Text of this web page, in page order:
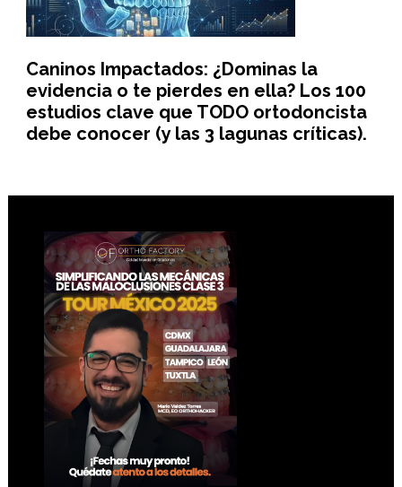
Caninos Impactados: ¿Dominas la
evidencia o te pierdes en ella? Los 100
estudios clave que TODO ortodoncista
debe conocer (y las 3 lagunas críticas).
Footer